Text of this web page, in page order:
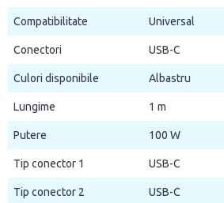
Compatibilitate Universal
Conectori USB-C
Culori disponibile Albastru
Lungime 1 m
Putere 100 W
Tip conector 1 USB-C
Tip conector 2 USB-C